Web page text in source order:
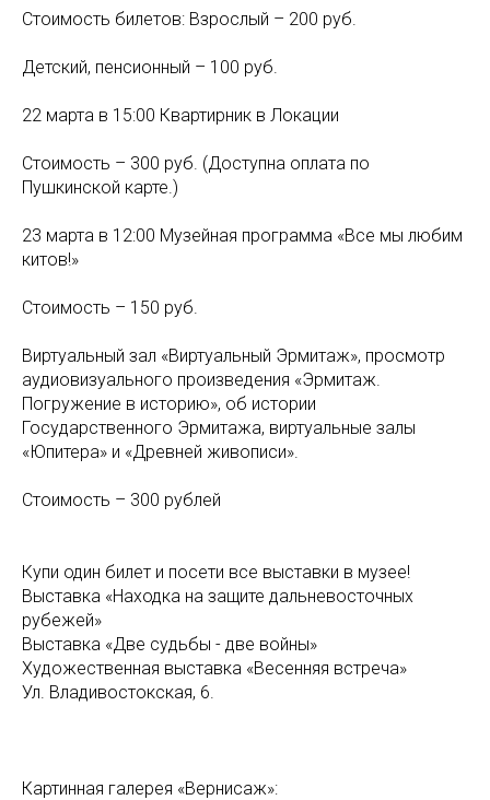
Стоимость билетов: Взрослый – 200 руб.
Детский, пенсионный – 100 руб.
22 марта в 15:00 Квартирник в Локации
Стоимость – 300 руб. (Доступна оплата по
Пушкинской карте.)
23 марта в 12:00 Музейная программа «Все мы любим
китов!»
Стоимость – 150 руб.
Виртуальный зал «Виртуальный Эрмитаж», просмотр
аудиовизуального произведения «Эрмитаж.
Погружение в историю», об истории
Государственного Эрмитажа, виртуальные залы
«Юпитера» и «Древней живописи».
Стоимость – 300 рублей
Купи один билет и посети все выставки в музее!
Выставка «Находка на защите дальневосточных
рубежей»
Выставка «Две судьбы - две войны»
Художественная выставка «Весенняя встреча»
Ул. Владивостокская, 6.
Картинная галерея «Вернисаж»: